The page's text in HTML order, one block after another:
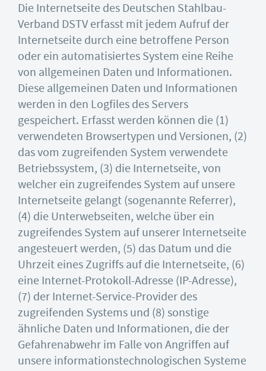
Die Internetseite des Deutschen Stahlbau-
Verband DSTV erfasst mit jedem Aufruf der
Internetseite durch eine betroffene Person
oder ein automatisiertes System eine Reihe
von allgemeinen Daten und Informationen.
Diese allgemeinen Daten und Informationen
werden in den Logfiles des Servers
gespeichert. Erfasst werden können die (1)
verwendeten Browsertypen und Versionen, (2)
das vom zugreifenden System verwendete
Betriebssystem, (3) die Internetseite, von
welcher ein zugreifendes System auf unsere
Internetseite gelangt (sogenannte Referrer),
(4) die Unterwebseiten, welche über ein
zugreifendes System auf unserer Internetseite
angesteuert werden, (5) das Datum und die
Uhrzeit eines Zugriffs auf die Internetseite, (6)
eine Internet-Protokoll-Adresse (IP-Adresse),
(7) der Internet-Service-Provider des
zugreifenden Systems und (8) sonstige
ähnliche Daten und Informationen, die der
Gefahrenabwehr im Falle von Angriffen auf
unsere informationstechnologischen Systeme